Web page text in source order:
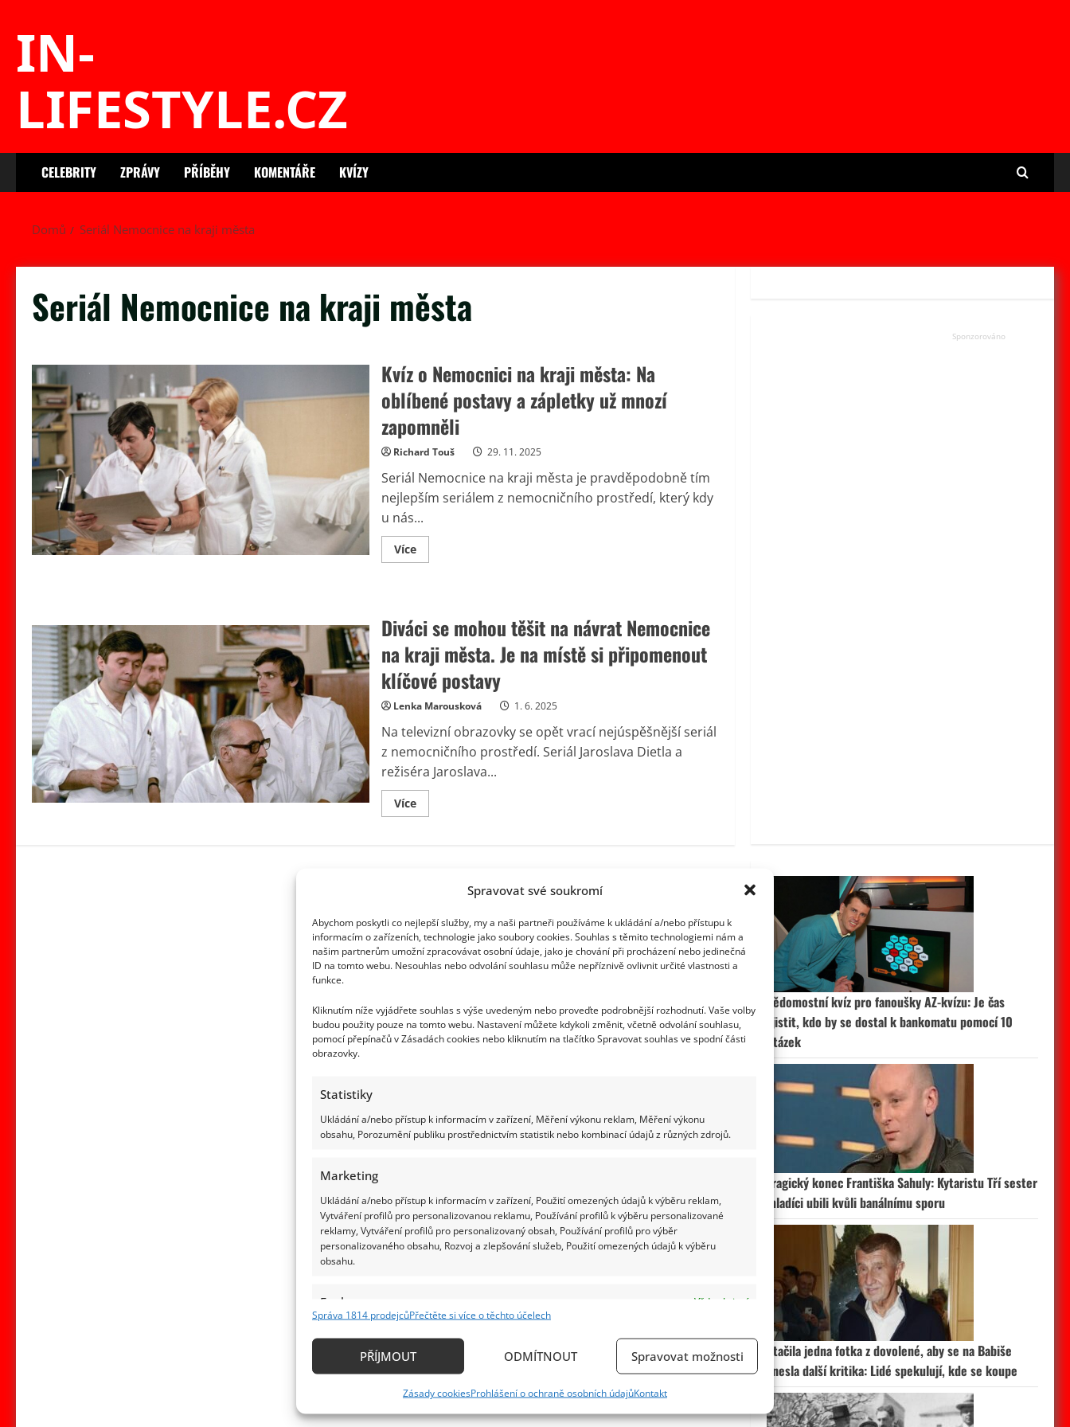
Spravovat své soukromí
Abychom poskytli co nejlepší služby, my a naši partneři používáme k ukládání a/nebo přístupu k
informacím o zařízeních, technologie jako soubory cookies. Souhlas s těmito technologiemi nám a
našim partnerům umožní zpracovávat osobní údaje, jako je chování při procházení nebo jedinečná
ID na tomto webu. Nesouhlas nebo odvolání souhlasu může nepříznivě ovlivnit určité vlastnosti a
funkce.
Kliknutím níže vyjádřete souhlas s výše uvedeným nebo proveďte podrobnější rozhodnutí. Vaše volby
budou použity pouze na tomto webu. Nastavení můžete kdykoli změnit, včetně odvolání souhlasu,
pomocí přepínačů v Zásadách cookies nebo kliknutím na tlačítko Spravovat souhlas ve spodní části
obrazovky.
Statistiky
Ukládání a/nebo přístup k informacím v zařízení, Měření výkonu reklam, Měření výkonu
obsahu, Porozumění publiku prostřednictvím statistik nebo kombinací údajů z různých zdrojů.
Marketing
Ukládání a/nebo přístup k informacím v zařízení, Použití omezených údajů k výběru reklam,
Vytváření profilů pro personalizovanou reklamu, Používání profilů k výběru personalizované
reklamy, Vytváření profilů pro personalizovaný obsah, Používání profilů pro výběr
personalizovaného obsahu, Rozvoj a zlepšování služeb, Použití omezených údajů k výběru
obsahu.
Funkce
Vždy aktivní
Identifikace zařízení na základě automaticky přenášených informací.
základě aktivně vyžádaných informací.
Správa 1814 prodejcůPřečtěte si více o těchto účelech
PŘÍJMOUT ODMÍTNOUT Spravovat možnosti
Zásady cookiesProhlášení o ochraně osobních údajůKontakt
IN-
LIFESTYLE.CZ
CELEBRITY ZPRÁVY PŘÍBĚHY KOMENTÁŘE KVÍZY
Domů Seriál Nemocnice na kraji města
Seriál Nemocnice na kraji města
Kvíz o Nemocnici na kraji města: Na
oblíbené postavy a zápletky už mnozí
zapomněli
Richard Touš 29. 11. 2025
Seriál Nemocnice na kraji města je pravděpodobně tím
nejlepším seriálem z nemocničního prostředí, který kdy
u nás...
VíceRead
more
kraji
města:
Na
oblíbené
postavy
a
zápletky
už
zapomněli
Diváci se mohou těšit na návrat Nemocnice
na kraji města. Je na místě si připomenout
klíčové postavy
Lenka Marousková 1. 6. 2025
Na televizní obrazovky se opět vrací nejúspěšnější seriál
z nemocničního prostředí. Seriál Jaroslava Dietla a
režiséra Jaroslava...
VíceRead
more
Nemocnice
kraji
města.
Je
na
místě
klíčové
postavy
Vědomostní kvíz pro fanoušky AZ-kvízu: Je čas
zjistit, kdo by se dostal k bankomatu pomocí 10
otázek
Tragický konec Františka Sahuly: Kytaristu Tří sester
mladíci ubili kvůli banálnímu sporu
Stačila jedna fotka z dovolené, aby se na Babiše
snesla další kritika: Lidé spekulují, kde se koupe